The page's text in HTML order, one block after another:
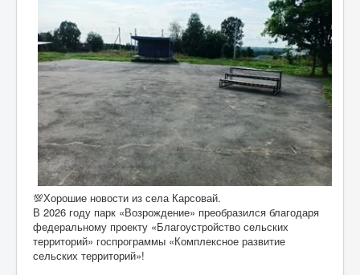
💯Хорошие новости из села Карсовай.
В 2026 году парк «Возрождение» преобразился благодаря
федеральному проекту «Благоустройство сельских
территорий» госпрограммы «Комплексное развитие
сельских территорий»!